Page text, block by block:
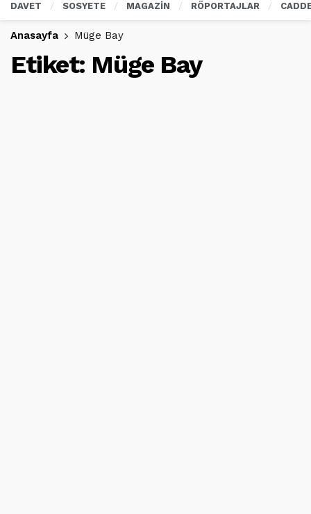
DAVET SOSYETE MAGAZİN RÖPORTAJLAR
Anasayfa Müge Bay
Etiket: Müge Bay